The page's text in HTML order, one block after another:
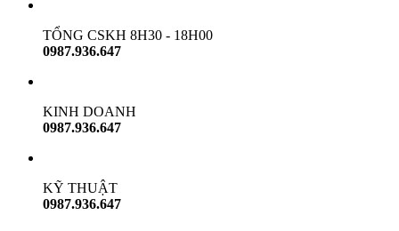
TỔNG CSKH 8H30 - 18H00
0987.936.647
KINH DOANH
0987.936.647
KỸ THUẬT
0987.936.647